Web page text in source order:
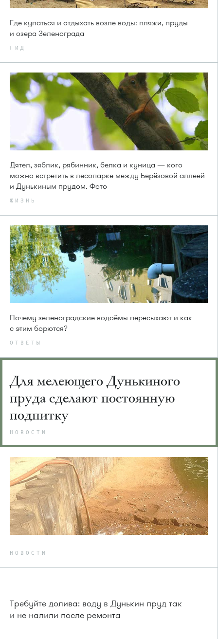
Где купаться и отдыхать возле воды: пляжи, пруды
и озера Зеленограда
ГИД
Дятел, зяблик, рябинник, белка и куница — кого
можно встретить в лесопарке между Берёзовой аллеей
и Дунькиным прудом. Фото
ЖИЗНЬ
Почему зеленоградские водоёмы пересыхают и как
с этим борются?
ОТВЕТЫ
Для мелеющего Дунькиного
пруда сделают постоянную
подпитку
НОВОСТИ
НОВОСТИ
Требуйте долива: воду в Дунькин пруд так
и не налили после ремонта